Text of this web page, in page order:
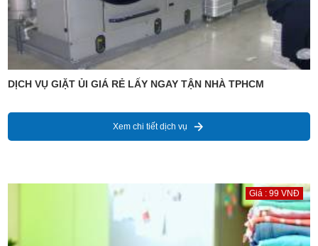
DỊCH VỤ GIẶT ỦI GIÁ RẺ LẤY NGAY TẬN NHÀ TPHCM
Xem chi tiết dịch vụ
Giá : 99 VNĐ